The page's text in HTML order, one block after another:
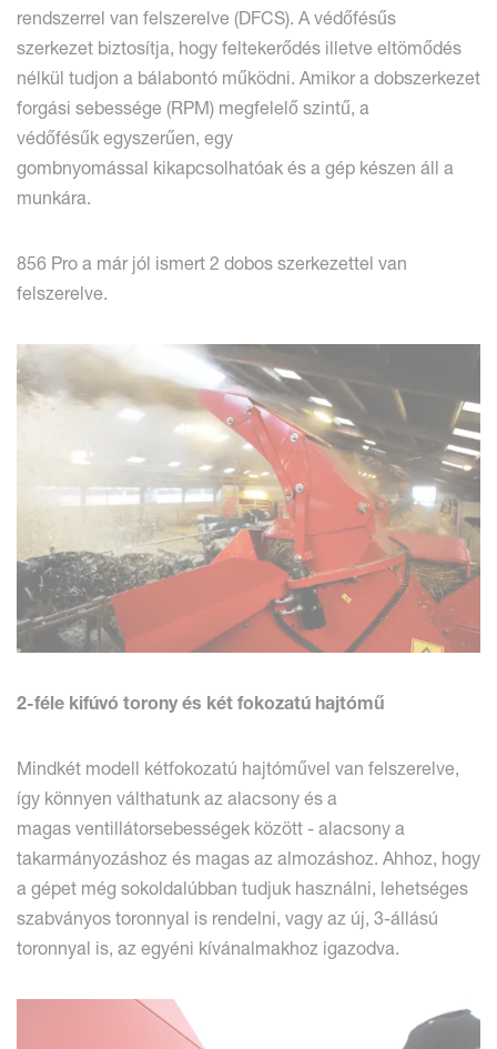
rendszerrel van felszerelve (DFCS). A védőfésűs
szerkezet biztosítja, hogy feltekerődés illetve eltömődés
nélkül tudjon a bálabontó működni. Amikor a dobszerkezet
forgási sebessége (RPM) megfelelő szintű, a
védőfésűk egyszerűen, egy
gombnyomással kikapcsolhatóak és a gép készen áll a
munkára.
856 Pro a már jól ismert 2 dobos szerkezettel van
felszerelve.
2-féle kifúvó torony és két fokozatú hajtómű
Mindkét modell kétfokozatú hajtóművel van felszerelve,
így könnyen válthatunk az alacsony és a
magas ventillátorsebességek között - alacsony a
takarmányozáshoz és magas az almozáshoz. Ahhoz, hogy
a gépet még sokoldalúbban tudjuk használni, lehetséges
szabványos toronnyal is rendelni, vagy az új, 3-állású
toronnyal is, az egyéni kívánalmakhoz igazodva.